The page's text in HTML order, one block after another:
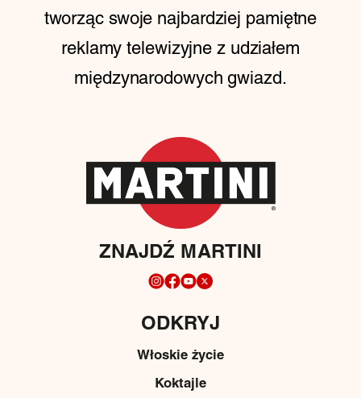
tworząc swoje najbardziej pamiętne
reklamy telewizyjne z udziałem
międzynarodowych gwiazd.
ZNAJDŹ MARTINI
ODKRYJ
Włoskie życie
Koktajle